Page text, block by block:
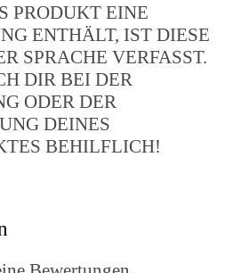
PRODUKT EINE
ENTHÄLT, IST DIESE
SPRACHE VERFASST.
DIR BEI DER
ODER DER
DEINES
BEHILFLICH!